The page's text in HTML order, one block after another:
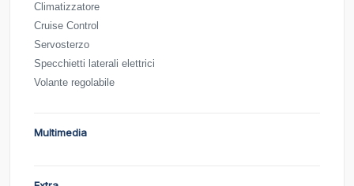
Climatizzatore
Cruise Control
Servosterzo
Specchietti laterali elettrici
Volante regolabile
Multimedia